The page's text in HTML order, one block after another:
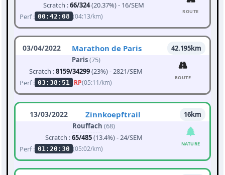
Scratch :66/324(20.37%) - 16/SEM
Perf : 00:42:08 (04:13/km)
ROUTE
03/04/2022 Marathon de Paris
42.195km
Paris(75)
Scratch :8159/34299(23%) - 2821/SEM
Perf : 03:38:51 RP(05:11/km)
ROUTE
13/03/2022 Zinnkoepftrail
16km
Rouffach (68)
Scratch :65/485(13.4%) - 24/SEM
Perf : 01:20:30 (05:02/km)
NATURE